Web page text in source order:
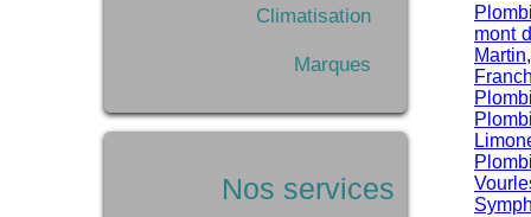
Climatisation
Marques
Nos services
mont
Martin